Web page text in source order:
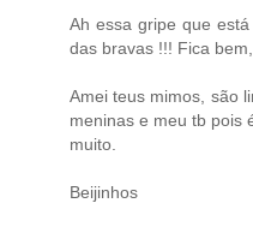
Ah essa gripe que
das bravas !!! Fica bem,
Amei teus mimos, são
meninas e meu tb pois
muito.
Beijinhos